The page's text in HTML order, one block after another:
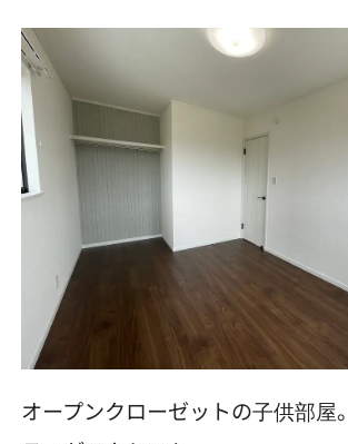
オープンクローゼットの子供部屋